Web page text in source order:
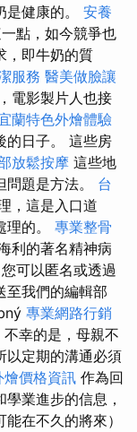
健康的。 安養
點，如今競爭也
，即牛奶的質
服務 醫美做臉讓
電影製片人也接
蘭特色外燴體驗
的日子。 這些房
放鬆按摩 這些地
題是方法。 台
，這是入口道
的。 專業整骨
利的著名精神病
您可以匿名或透過
至我們的編輯部
專業網路行銷
幸的是，母親不
以定期的溝通必須
價格資訊 作為回
業進步的信息，
在不久的將來）